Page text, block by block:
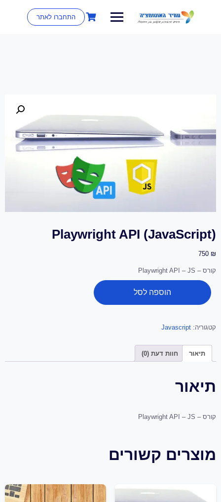
התחברו לאתר
Playwright API (JavaScript)
750 ₪
קורס – Playwright API – JS
הוספה לסל
קטגוריה: Javascript
תיאור חוות דעת (0)
תיאור
קורס – Playwright API – JS
מוצרים קשורים